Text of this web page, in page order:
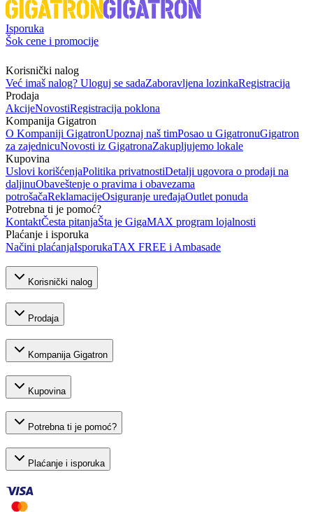
Isporuka
Šok cene i promocije
Korisnički nalog
Već imaš nalog? Uloguj se sadaZaboravljena lozinkaRegistracija
Prodaja
AkcijeNovostiRegistracija poklona
Kompanija Gigatron
O Kompaniji GigatronUpoznaj naš timPosao u GigatronuGigatron
za zajednicuNovosti iz GigatronaZakupljujemo lokale
Kupovina
Uslovi korišćenjaPolitika privatnostiDetalji ugovora o prodaji na
daljinuObaveštenje o pravima i obavezama
potrošačaReklamacijeOsiguranje uređajaOutlet ponuda
Potrebna ti je pomoć?
KontaktČesta pitanjaŠta je GigaMAX program lojalnosti
Plaćanje i isporuka
Načini plaćanjaIsporukaTAX FREE i Ambasade
Korisnički nalog
Prodaja
Kompanija Gigatron
Kupovina
Potrebna ti je pomoć?
Plaćanje i isporuka